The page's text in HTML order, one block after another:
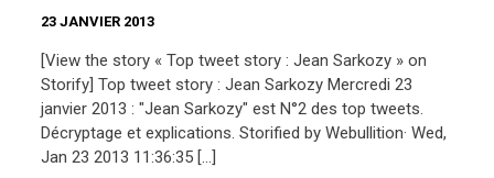
23 JANVIER 2013
[View the story « Top tweet story : Jean Sarkozy » on
Storify] Top tweet story : Jean Sarkozy Mercredi 23
janvier 2013 : "Jean Sarkozy" est N°2 des top tweets.
Décryptage et explications. Storified by Webullition· Wed,
Jan 23 2013 11:36:35 […]